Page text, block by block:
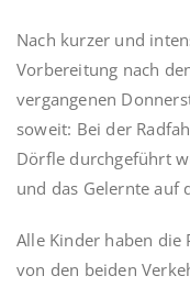
Nach kurzer und
Vorbereitung nach
vergangenen
soweit: Bei der
Dörfle durchgeführt
und das Gelernte auf
Alle Kinder haben
von den beiden